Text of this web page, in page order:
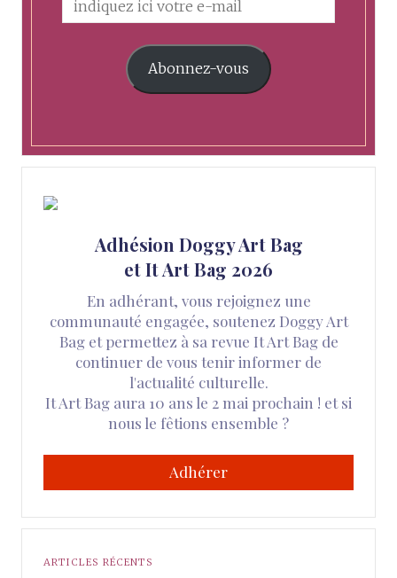
Abonnez-vous
Adhésion Doggy Art Bag
et It Art Bag 2026
En adhérant, vous rejoignez une
communauté engagée, soutenez Doggy Art
Bag et permettez à sa revue It Art Bag de
continuer de vous tenir informer de
l'actualité culturelle.
It Art Bag aura 10 ans le 2 mai prochain ! et si
nous le fêtions ensemble ?
Adhérer
ARTICLES RÉCENTS